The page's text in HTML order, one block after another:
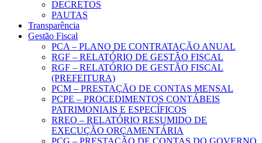
DECRETOS
PAUTAS
Transparência
Gestão Fiscal
PCA – PLANO DE CONTRATAÇÃO ANUAL
RGF – RELATÓRIO DE GESTÃO FISCAL
RGF – RELATÓRIO DE GESTÃO FISCAL
(PREFEITURA)
PCM – PRESTAÇÃO DE CONTAS MENSAL
PCPE – PROCEDIMENTOS CONTÁBEIS
PATRIMONIAIS E ESPECÍFICOS
RREO – RELATÓRIO RESUMIDO DE
EXECUÇÃO ORÇAMENTÁRIA
PCG – PRESTAÇÃO DE CONTAS DO GOVERNO